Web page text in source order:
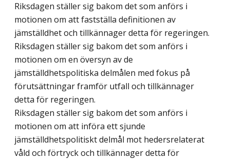
Riksdagen ställer sig bakom det som anförs i
motionen om att fastställa definitionen av
jämställdhet och tillkännager detta för regeringen.
Riksdagen ställer sig bakom det som anförs i
motionen om en översyn av de
jämställdhetspolitiska delmålen med fokus på
förutsättningar framför utfall och tillkännager
detta för regeringen.
Riksdagen ställer sig bakom det som anförs i
motionen om att införa ett sjunde
jämställdhetspolitiskt delmål mot hedersrelaterat
våld och förtryck och tillkännager detta för